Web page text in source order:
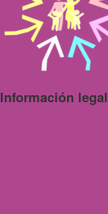
Información legal